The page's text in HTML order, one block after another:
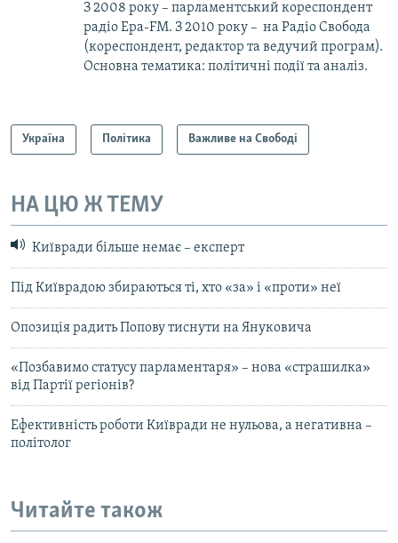
З 2008 року – парламентський кореспондент
радіо Ера-FM. З 2010 року – на Радіо Свобода
(кореспондент, редактор та ведучий програм).
Основна тематика: політичні події та аналіз.
Україна Політика Важливе на Свободі
НА ЦЮ Ж ТЕМУ
Київради більше немає – експерт
Під Київрадою збираються ті, хто «за» і «проти» неї
Опозиція радить Попову тиснути на Януковича
«Позбавимо статусу парламентаря» – нова «страшилка»
від Партії регіонів?
Ефективність роботи Київради не нульова, а негативна –
політолог
Читайте також